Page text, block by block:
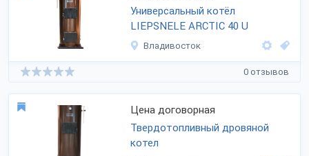
Универсальный котёл
LIEPSNELE ARCTIC 40 U
Владивосток
0 отзывов
Цена договорная
Твердотопливный дровяной
котел